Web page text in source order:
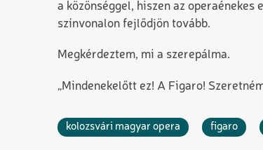
a közönséggel, hiszen az
színvonalon fejlődjön tovább.
Megkérdeztem, mi a szerepálma.
„Mindenekelőtt ez! A Figaro!
kolozsvári magyar opera figaro